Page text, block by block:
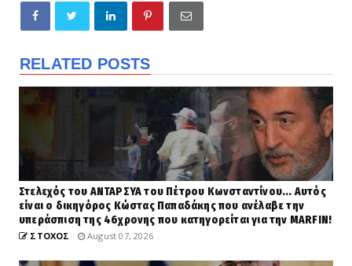
RELATED POSTS
Στελεχός του ΑΝΤΑΡΣΥΑ του Πέτρου Κωνσταντίνου... Αυτός
είναι ο δικηγόρος Κώστας Παπαδάκης που ανέλαβε την
υπεράσπιση της 46χρονης που κατηγορείται για την MARFIN!
ΣΤΟΧΟΣ August 07, 2026